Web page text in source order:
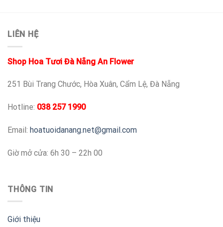
LIÊN HỆ
Shop Hoa Tươi Đà Nẵng An Flower
251 Bùi Trang Chước, Hòa Xuân, Cẩm Lệ, Đà Nẵng
Hotline: 038 257 1990
Email: hoatuoidanang.net@gmail.com
Giờ mở cửa: 6h 30 – 22h 00
THÔNG TIN
Giới thiệu